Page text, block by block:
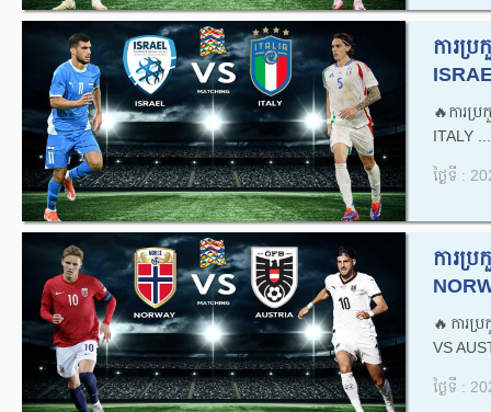
ការប្
🔥ការប្
ITALY ...
ថ្ងៃទី :
ការប្
🔥ការប្
VS
ថ្ងៃទី :